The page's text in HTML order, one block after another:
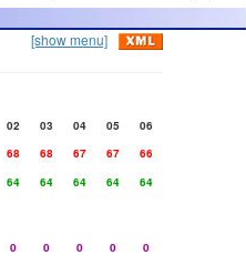
[show menu]
02 03 04 05
06
68 68 67 67
66
64 64 64 64
64
0 0 0 0
0